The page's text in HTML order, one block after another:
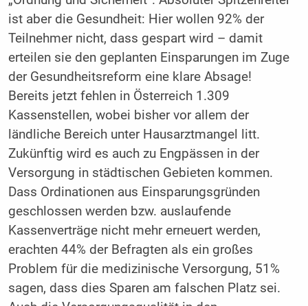
ist aber die Gesundheit: Hier wollen 92% der
Teilnehmer nicht, dass gespart wird – damit
erteilen sie den geplanten Einsparungen im Zuge
der Gesundheitsreform eine klare Absage!
Bereits jetzt fehlen in Österreich 1.309
Kassenstellen, wobei bisher vor allem der
ländliche Bereich unter Hausarztmangel litt.
Zukünftig wird es auch zu Engpässen in der
Versorgung in städtischen Gebieten kommen.
Dass Ordinationen aus Einsparungsgründen
geschlossen werden bzw. auslaufende
Kassenverträge nicht mehr erneuert werden,
erachten 44% der Befragten als ein großes
Problem für die medizinische Versorgung, 51%
sagen, dass dies Sparen am falschen Platz sei.